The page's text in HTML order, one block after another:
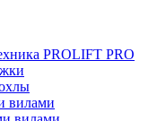
PROLIFT PRO
вилами